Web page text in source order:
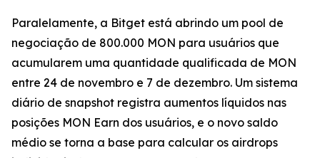
Paralelamente, a Bitget está abrindo um pool de
negociação de 800.000 MON para usuários que
acumularem uma quantidade qualificada de MON
entre 24 de novembro e 7 de dezembro. Um sistema
diário de snapshot registra aumentos líquidos nas
posições MON Earn dos usuários, e o novo saldo
médio se torna a base para calcular os airdrops